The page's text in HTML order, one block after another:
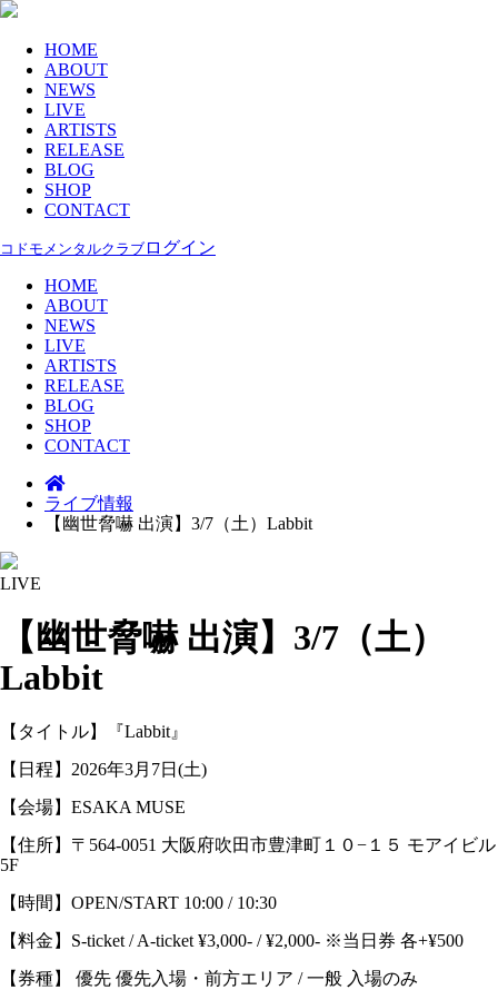
HOME
ABOUT
NEWS
LIVE
ARTISTS
RELEASE
BLOG
SHOP
CONTACT
コドモメンタルクラブ ログイン
HOME
ABOUT
NEWS
LIVE
ARTISTS
RELEASE
BLOG
SHOP
CONTACT
ライブ情報
【幽世脅嚇 出演】3/7（土）Labbit
LIVE
【幽世脅嚇 出演】3/7（土）
Labbit
【タイトル】『Labbit』
【日程】2026年3月7日(土)
【会場】ESAKA MUSE
【住所】〒564-0051 大阪府吹田市豊津町１０−１５ モアイビル
5F
【時間】OPEN/START 10:00 / 10:30
【料金】S-ticket / A-ticket ¥3,000- / ¥2,000- ※当日券 各+¥500
【券種】 優先 優先入場・前方エリア / 一般 入場のみ